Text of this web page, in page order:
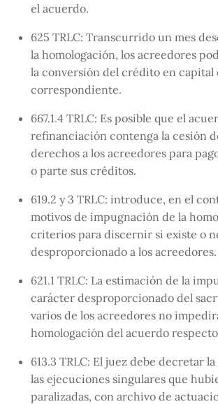
el acuerdo.
625 TRLC: Transcurrido un mes
la homologación, los acreedores
la conversión del crédito en capital
correspondiente.
667.1.4 TRLC: Es posible que el
refinanciación contenga la cesión
derechos a los acreedores para
o parte sus créditos.
619.2 y 3 TRLC: introduce, en el
motivos de impugnación de la
criterios para discernir si existe o
desproporcionado a los acreedores.
621.1 TRLC: La estimación de la
carácter desproporcionado del
varios de los acreedores no
homologación del acuerdo
613.3 TRLC: El juez debe decretar
las ejecuciones singulares que
paralizadas, con archivo de